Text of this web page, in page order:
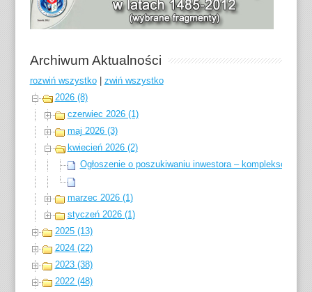
Archiwum Aktualności
rozwiń wszystko| zwiń wszystko
2026 (8)
czerwiec 2026 (1)
maj 2026 (3)
kwiecień 2026 (2)
Ogłoszenie o poszukiwaniu inwestora – kompleksowe
marzec 2026 (1)
styczeń 2026 (1)
2025 (13)
2024 (22)
2023 (38)
2022 (48)